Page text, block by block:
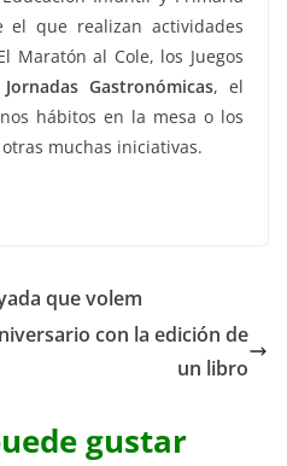
el que realizan actividades
Maratón al Cole, los Juegos
Jornadas Gastronómicas, el
hábitos en la mesa o los
muchas iniciativas.
que volem
con la edición de
un libro
gustar